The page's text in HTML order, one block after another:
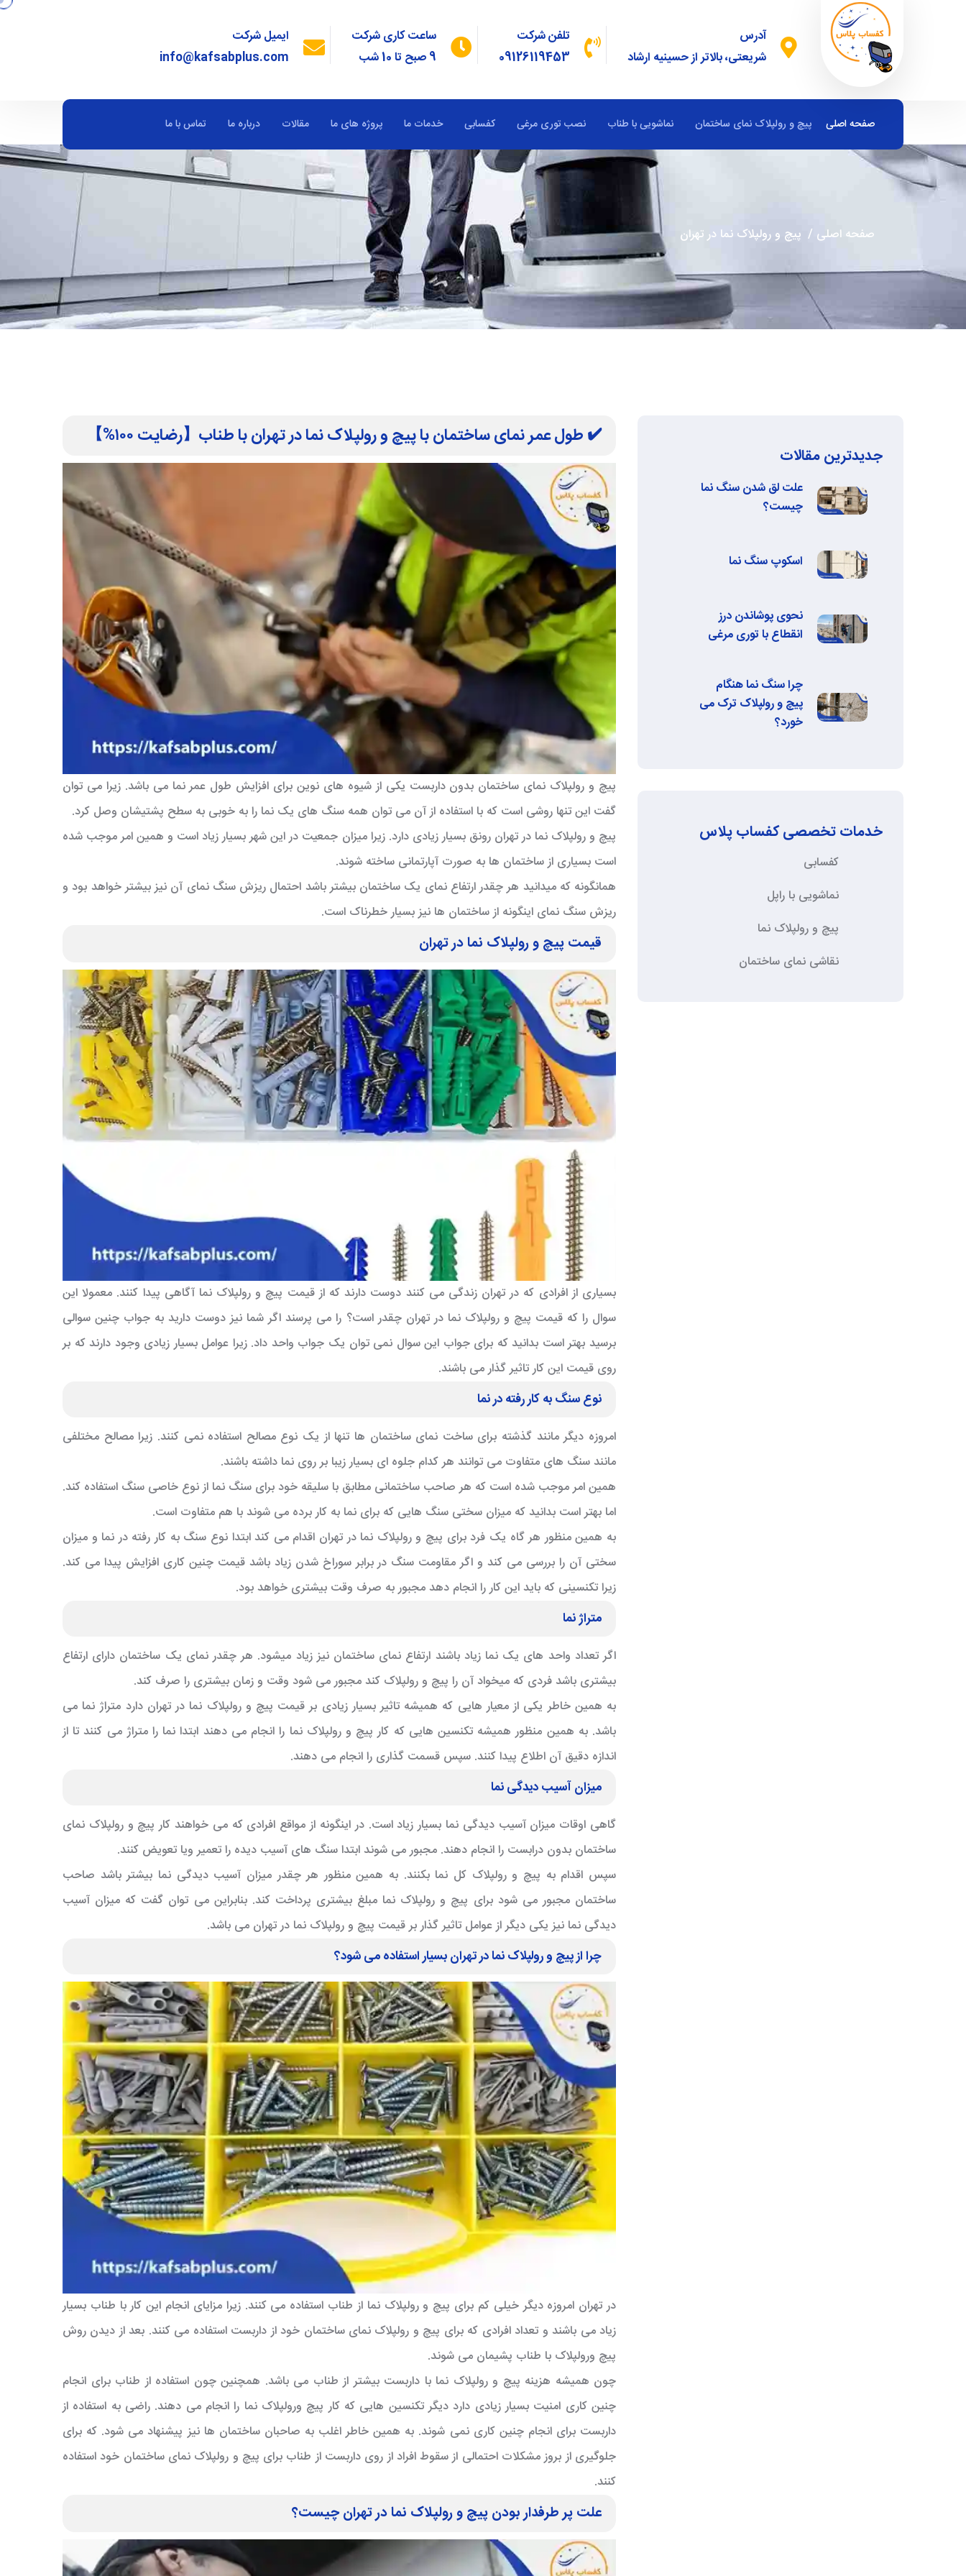
ایمیل شرکت
info@kafsabplus.com
ساعت کاری شرکت
9 صبح تا 10 شب
تلفن شرکت
09126119453
آدرس
شریعتی، بالاتر از حسینیه ارشاد
صفحه اصلی پیچ و رولپلاک نمای ساختمان نماشویی با طناب نصب توری مرغی کفسابی خدمات ما پروژه های ما مقالات درباره ما تماس با ما
صفحه اصلی / پیچ و رولپلاک نما در تهران
✔️ طول عمر نمای ساختمان با پیچ و رولپلاک نما در تهران با طناب【رضایت ۱۰۰%】
پیچ و رولپلاک نمای ساختمان بدون داربست یکی از شیوه های نوین برای افزایش طول عمر نما می باشد. زیرا می توان
گفت این تنها روشی است که با استفاده از آن می توان همه سنگ های یک نما را به خوبی به سطح پشتیشان وصل کرد.
پیچ و رولپلاک نما در تهران رونق بسیار زیادی دارد. زیرا میزان جمعیت در این شهر بسیار زیاد است و همین امر موجب شده
است بسیاری از ساختمان ها به صورت آپارتمانی ساخته شوند.
همانگونه که میدانید هر چقدر ارتفاع نمای یک ساختمان بیشتر باشد احتمال ریزش سنگ نمای آن نیز بیشتر خواهد بود و
ریزش سنگ نمای اینگونه از ساختمان ها نیز بسیار خطرناک است.
قیمت پیچ و رولپلاک نما در تهران
بسیاری از افرادی که در تهران زندگی می کنند دوست دارند که از قیمت پیچ و رولپلاک نما آگاهی پیدا کنند. معمولا این
سوال را که قیمت پیچ و رولپلاک نما در تهران چقدر است؟ را می پرسند اگر شما نیز دوست دارید به جواب چنین سوالی
برسید بهتر است بدانید که برای جواب این سوال نمی توان یک جواب واحد داد. زیرا عوامل بسیار زیادی وجود دارند که بر
روی قیمت این کار تاثیر گذار می باشند.
نوع سنگ به کار رفته در نما
امروزه دیگر مانند گذشته برای ساخت نمای ساختمان ها تنها از یک نوع مصالح استفاده نمی کنند. زیرا مصالح مختلفی
مانند سنگ های متفاوت می توانند هر کدام جلوه ای بسیار زیبا بر روی نما داشته باشند.
همین امر موجب شده است که هر صاحب ساختمانی مطابق با سلیقه خود برای سنگ نما از نوع خاصی سنگ استفاده کند.
اما بهتر است بدانید که میزان سختی سنگ هایی که برای نما به کار برده می شوند با هم متفاوت است.
به همین منظور هر گاه یک فرد برای پیچ و رولپلاک نما در تهران اقدام می کند ابتدا نوع سنگ به کار رفته در نما و میزان
سختی آن را بررسی می کند و اگر مقاومت سنگ در برابر سوراخ شدن زیاد باشد قیمت چنین کاری افزایش پیدا می کند.
زیرا تکنسینی که باید این کار را انجام دهد مجبور به صرف وقت بیشتری خواهد بود.
متراژ نما
اگر تعداد واحد های یک نما زیاد باشند ارتفاع نمای ساختمان نیز زیاد میشود. هر چقدر نمای یک ساختمان دارای ارتفاع
بیشتری باشد فردی که میخواد آن را پیچ و رولپلاک کند مجبور می شود وقت و زمان بیشتری را صرف کند.
به همین خاطر یکی از معیار هایی که همیشه تاثیر بسیار زیادی بر قیمت پیچ و رولپلاک نما در تهران دارد متراژ نما می
باشد. به همین منظور همیشه تکنسین هایی که کار پیچ و رولپلاک نما را انجام می دهند ابتدا نما را متراژ می کنند تا از
اندازه دقیق آن اطلاع پیدا کنند. سپس قسمت گذاری را انجام می دهند.
میزان آسیب دیدگی نما
گاهی اوقات میزان آسیب دیدگی نما بسیار زیاد است. در اینگونه از مواقع افرادی که می خواهند کار پیچ و رولپلاک نمای
ساختمان بدون درابست را انجام دهند. مجبور می شوند ابتدا سنگ های آسیب دیده را تعمیر ویا تعویض کنند.
سپس اقدام به پیچ و رولپلاک کل نما بکنند. به همین منظور هر چقدر میزان آسیب دیدگی نما بیشتر باشد صاحب
ساختمان مجبور می شود برای پیچ و رولپلاک نما مبلغ بیشتری پرداخت کند. بنابراین می توان گفت که میزان آسیب
دیدگی نما نیز یکی دیگر از عوامل تاثیر گذار بر قیمت پیچ و رولپلاک نما در تهران می باشد.
چرا از پیچ و رولپلاک نما در تهران بسیار استفاده می شود؟
در تهران امروزه دیگر خیلی کم برای پیچ و رولپلاک نما از طناب استفاده می کنند. زیرا مزایای انجام این کار با طناب بسیار
زیاد می باشند و تعداد افرادی که برای پیچ و رولپلاک نمای ساختمان خود از داربست استفاده می کنند. بعد از دیدن روش
پیچ ورولپلاک با طناب پشیمان می شوند.
چون همیشه هزینه پیچ و رولپلاک نما با داربست بیشتر از طناب می باشد. همچنین چون استفاده از طناب برای انجام
چنین کاری امنیت بسیار زیادی دارد دیگر تکنسین هایی که کار پیچ ورولپلاک نما را انجام می دهند. راضی به استفاده از
داربست برای انجام چنین کاری نمی شوند. به همین خاطر اغلب به صاحبان ساختمان ها نیز پیشنهاد می شود. که برای
جلوگیری از بروز مشکلات احتمالی از سقوط افراد از روی داربست از طناب برای پیچ و رولپلاک نمای ساختمان خود استفاده
کنند.
علت پر طرفدار بودن پیچ و رولپلاک نما در تهران چیست؟
جدیدترین مقالات
علت لق شدن سنگ نما
چیست؟
اسکوپ سنگ نما
نحوی پوشاندن درز
انقطاع با توری مرغی
چرا سنگ نما هنگام
پیچ و رولپلاک ترک می‌
خورد؟
خدمات تخصصی کفساب پلاس
کفسابی
نماشویی با راپل
پیچ و رولپلاک نما
نقاشی نمای ساختمان